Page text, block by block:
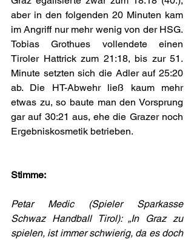
aber in den folgenden 20 Minuten kam
im Angriff nur mehr wenig von der HSG.
Tobias Grothues vollendete einen
Tiroler Hattrick zum 21:18, bis zur 51.
Minute setzten sich die Adler auf 25:20
ab. Die HT-Abwehr ließ kaum mehr
etwas zu, so baute man den Vorsprung
gar auf 30:21 aus, ehe die Grazer noch
Ergebniskosmetik betrieben.
Stimme:
Petar Medic (Spieler Sparkasse
Schwaz Handball Tirol): „In Graz zu
spielen, ist immer schwierig, da es doch